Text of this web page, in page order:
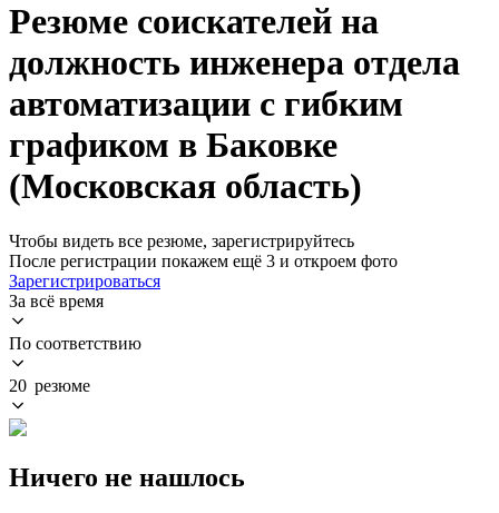
Резюме соискателей на
должность инженера отдела
автоматизации с гибким
графиком в Баковке
(Московская область)
Чтобы видеть все резюме, зарегистрируйтесь
После регистрации покажем ещё 3 и откроем фото
Зарегистрироваться
За всё время
По соответствию
20 резюме
Ничего не нашлось